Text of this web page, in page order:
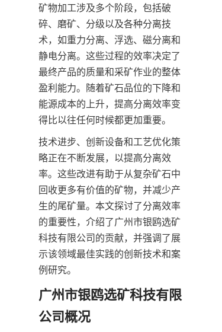
矿物加工涉及多个阶段，包括破
碎、磨矿、分级以及各种分离技
术，如重力分离、浮选、磁分离和
静电分离。这些过程的效率决定了
最终产品的质量和采矿作业的整体
盈利能力。随着矿石品位的下降和
能源成本的上升，提高分离效率变
得比以往任何时候都更加重要。
技术进步、创新设备和工艺优化策
略正在不断发展，以提高分离效
率。这些改进有助于从复杂矿石中
回收更多有价值的矿物，并减少产
生的尾矿量。本文探讨了分离效率
的重要性，介绍了广州市银鸥选矿
科技有限公司的贡献，并强调了展
示该领域最佳实践的创新技术和案
例研究。
广州市银鸥选矿科技有限
公司概况